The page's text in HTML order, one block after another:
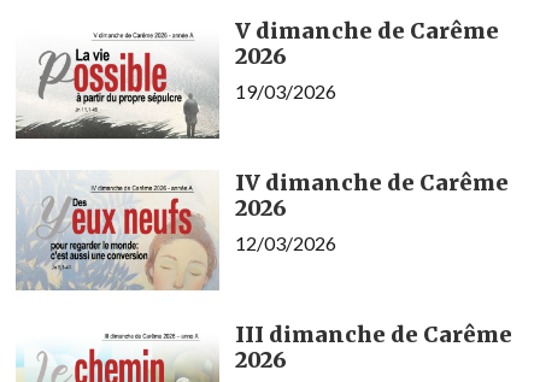
V dimanche de Carême
2026
19/03/2026
IV dimanche de Carême
2026
12/03/2026
III dimanche de Carême
2026